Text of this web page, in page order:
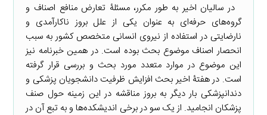
در سالیان اخیر به طور مکرر، مسئلۀ تعارض منافع اصناف و
گروه‌های حرفه‌ای به عنوان یکی از علل بروز ناکارآمدی و
نارضایتی در استفاده از نیروی انسانی متخصص کشور به سبب
انحصار اصناف موضوع بحث بوده است. در همین خبرنامه نیز
این موضوع در موارد متعدد مورد بحث و بررسی قرار گرفته
است. در هفتۀ اخیر بحث افزایش ظرفیت دانشجویان پزشکی و
دندانپزشکی بار دیگر به بروز مناقشه در این زمینه حول صنف
پزشکان انجامید. از یک سو در برخی اندیشکده‌ها و به تبع آن در